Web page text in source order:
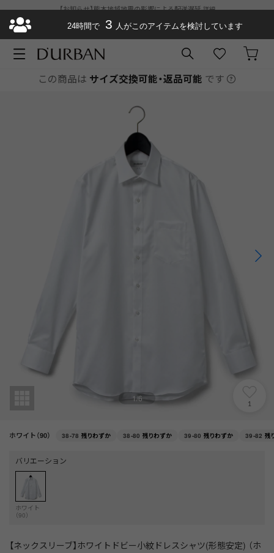
【お知らせ】熊本地域地震の影響による配送遅延詳細
ダーバン公式オンラインストアがリニューアルオープン ¥11,000以上で送料
無料
お急ぎ便が選べるようになりました
この商品は サイズ交換可能・返品可能 です
1/6
1
ホワイト（90） 38-78 残りわずか 38-80 残りわずか 39-80 残りわずか 39-82 残
バリエーション
ホワイト
（90）
【ネックスリーブ】ホワイトドビー小紋ドレスシャツ(形態安定) （ホ
24時間で 3 人がこのアイテムを検討しています